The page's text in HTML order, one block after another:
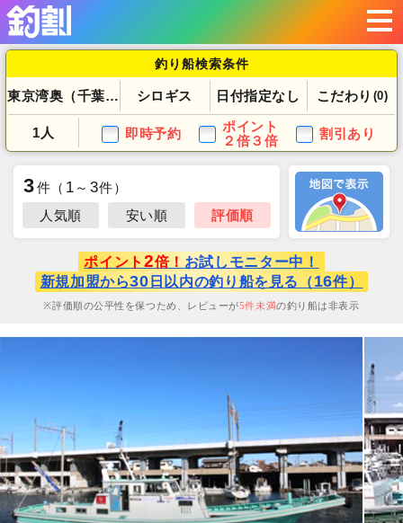
釣り船検索条件
東京湾奥（千葉県） シロギス 日付指定なし こだわり (0)
1人 即時予約
ポイント
２倍３倍
割引あり
3件 （ 1 ～ 3件）
人気順
安い順 評価順
ポイント 2倍！ お試しモニター中！
新規加盟から30 日以内の釣り船を見る（16件）
評価順の公平性を保つため、レビューが5件未満の釣り船は非表示